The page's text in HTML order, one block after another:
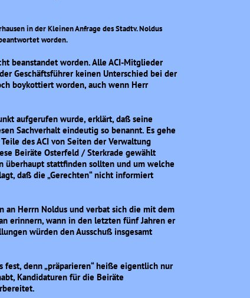
in der Kleinen Anfrage des Stadtv. Noldus
worden.
beanstandet worden. Alle ACI-Mitglieder
Geschäftsführer keinen Unterschied bei der
boykottiert worden, auch wenn Herr
aufgerufen wurde, erklärt, daß seine
Sachverhalt eindeutig so benannt. Es gehe
des ACI von Seiten der Verwaltung
Beiräte Osterfeld / Sterkrade gewählt
überhaupt stattfinden sollten und um welche
daß die „Gerechten“ nicht informiert
an Herrn Noldus und verbat sich die mit dem
erinnern, wann in den letzten fünf Jahren er
würden den Ausschuß insgesamt
denn „präparieren“ heiße eigentlich nur
Kandidaturen für die Beiräte